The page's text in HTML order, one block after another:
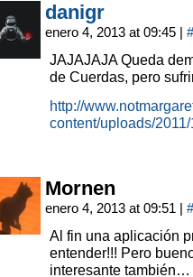
danigr
enero 4, 2013 at 09:45 | #
JAJAJAJA Queda
de Cuerdas, pero
http://
content/uploads/
Mornen
enero 4, 2013 at 09:51 | #
Al fin una aplicación
entender!!! Pero
interesante también…